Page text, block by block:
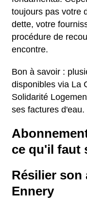
toujours pas votre
dette, votre
procédure de
encontre.
Bon à savoir :
disponibles via La
Solidarité
ses factures d'eau.
ce qu'il faut
Résilier son
Ennery